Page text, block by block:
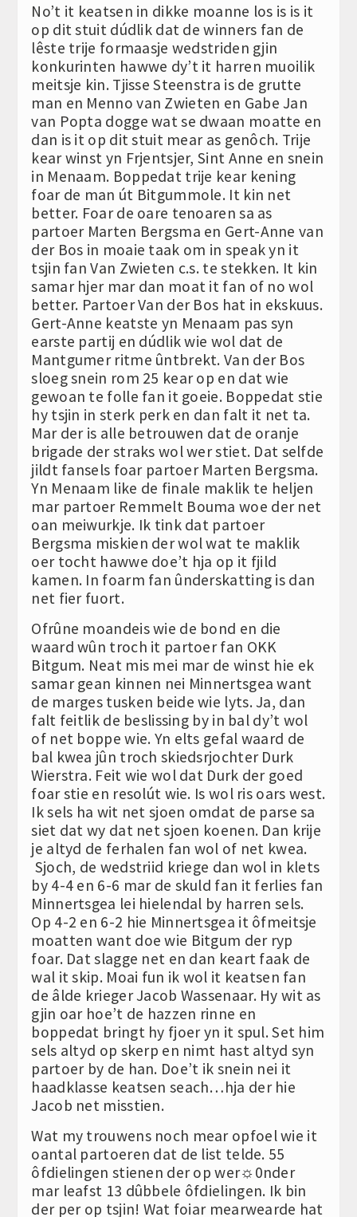
No’t it keatsen in dikke moanne los is is it
op dit stuit dúdlik dat de winners fan de
lêste trije formaasje wedstriden gjin
konkurinten hawwe dy’t it harren muoilik
meitsje kin. Tjisse Steenstra is de grutte
man en Menno van Zwieten en Gabe Jan
van Popta dogge wat se dwaan moatte en
dan is it op dit stuit mear as genôch. Trije
kear winst yn Frjentsjer, Sint Anne en snein
in Menaam. Boppedat trije kear kening
foar de man út Bitgummole. It kin net
better. Foar de oare tenoaren sa as
partoer Marten Bergsma en Gert-Anne van
der Bos in moaie taak om in speak yn it
tsjin fan Van Zwieten c.s. te stekken. It kin
samar hjer mar dan moat it fan of no wol
better. Partoer Van der Bos hat in ekskuus.
Gert-Anne keatste yn Menaam pas syn
earste partij en dúdlik wie wol dat de
Mantgumer ritme ûntbrekt. Van der Bos
sloeg snein rom 25 kear op en dat wie
gewoan te folle fan it goeie. Boppedat stie
hy tsjin in sterk perk en dan falt it net ta.
Mar der is alle betrouwen dat de oranje
brigade der straks wol wer stiet. Dat selfde
jildt fansels foar partoer Marten Bergsma.
Yn Menaam like de finale maklik te heljen
mar partoer Remmelt Bouma woe der net
oan meiwurkje. Ik tink dat partoer
Bergsma miskien der wol wat te maklik
oer tocht hawwe doe’t hja op it fjild
kamen. In foarm fan ûnderskatting is dan
net fier fuort.
Ofrûne moandeis wie de bond en die
waard wûn troch it partoer fan OKK
Bitgum. Neat mis mei mar de winst hie ek
samar gean kinnen nei Minnertsgea want
de marges tusken beide wie lyts. Ja, dan
falt feitlik de beslissing by in bal dy’t wol
of net boppe wie. Yn elts gefal waard de
bal kwea jûn troch skiedsrjochter Durk
Wierstra. Feit wie wol dat Durk der goed
foar stie en resolút wie. Is wol ris oars west.
Ik sels ha wit net sjoen omdat de parse sa
siet dat wy dat net sjoen koenen. Dan krije
je altyd de ferhalen fan wol of net kwea.
Sjoch, de wedstriid kriege dan wol in klets
by 4-4 en 6-6 mar de skuld fan it ferlies fan
Minnertsgea lei hielendal by harren sels.
Op 4-2 en 6-2 hie Minnertsgea it ôfmeitsje
moatten want doe wie Bitgum der ryp
foar. Dat slagge net en dan keart faak de
wal it skip. Moai fun ik wol it keatsen fan
de âlde krieger Jacob Wassenaar. Hy wit as
gjin oar hoe’t de hazzen rinne en
boppedat bringt hy fjoer yn it spul. Set him
sels altyd op skerp en nimt hast altyd syn
partoer by de han. Doe’t ik snein nei it
haadklasse keatsen seach…hja der hie
Jacob net misstien.
Wat my trouwens noch mear opfoel wie it
oantal partoeren dat de list telde. 55
ôfdielingen stienen der op wer☼0nder
mar leafst 13 dûbbele ôfdielingen. Ik bin
der per op tsjin! Wat foiar mearwearde hat